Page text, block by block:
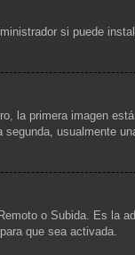
si puede
la primera imagen
usualmente
o Subida. Es la
que sea activada.